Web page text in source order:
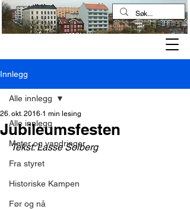
Innlegg
Alle innlegg
Møter og vandringer
Fra styret
Historiske Kampen
Før og nå
Alle innlegg
Jubileumsfesten
26. okt. 2016 1 min lesing
Tekst: Lasse Solberg